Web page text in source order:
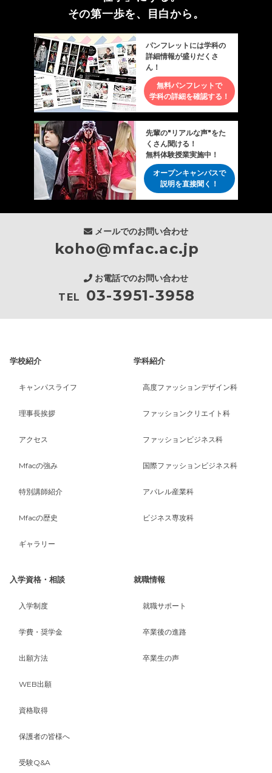
その第一歩を、目白から。
パンフレットには学科の
詳細情報が盛りだくさ
ん！
無料パンフレットで
学科の詳細を確認する！
先輩の"リアルな声"をた
くさん聞ける！
無料体験授業実施中！
オープンキャンパスで
説明を直接聞く！
メールでのお問い合わせ
koho@mfac.ac.jp
お電話でのお問い合わせ
TEL 03-3951-3958
学校紹介
キャンパスライフ
理事長挨拶
アクセス
Mfacの強み
特別講師紹介
Mfacの歴史
ギャラリー
学科紹介
高度ファッションデザイン科
ファッションクリエイト科
ファッションビジネス科
国際ファッションビジネス科
アパレル産業科
ビジネス専攻科
入学資格・相談
入学制度
学費・奨学金
出願方法
WEB出願
資格取得
保護者の皆様へ
受験Q&A
就職情報
就職サポート
卒業後の進路
卒業生の声